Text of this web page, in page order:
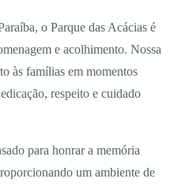
o Parque das Acácias é
e acolhimento. Nossa
às famílias em momentos
respeito e cuidado
para honrar a memória
um ambiente de